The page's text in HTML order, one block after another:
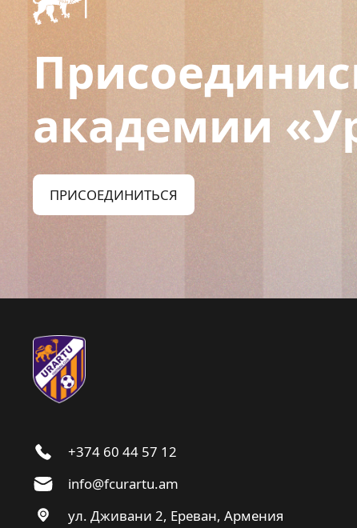
академии
ПРИСОЕДИНИТЬСЯ
+374 60 44 57 12
info@fcurartu.am
ул. Дживани 2, Ереван, Армения